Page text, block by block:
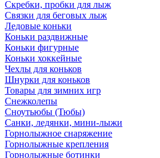
Скребки, пробки для лыж
Связки для беговых лыж
Ледовые коньки
Коньки раздвижные
Коньки фигурные
Коньки хоккейные
Чехлы для коньков
Шнурки для коньков
Товары для зимних игр
Снежколепы
Сноутьюбы (Тюбы)
Санки, ледянки, мини-лыжи
Горнолыжное снаряжение
Горнолыжные крепления
Горнолыжные ботинки